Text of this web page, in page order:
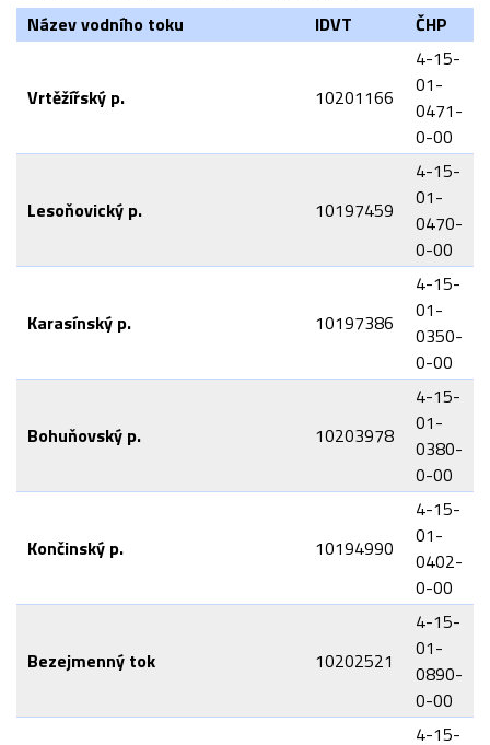
Název vodního toku
IDVT ČHP
Vrtěžířský p. 10201166
4-15-
01-
0471-
0-00
Lesoňovický p. 10197459
4-15-
01-
0470-
0-00
Karasínský p. 10197386
4-15-
01-
0350-
0-00
Bohuňovský p. 10203978
4-15-
01-
0380-
0-00
Končinský p. 10194990
4-15-
01-
0402-
0-00
Bezejmenný tok 10202521
4-15-
01-
0890-
0-00
4-15-